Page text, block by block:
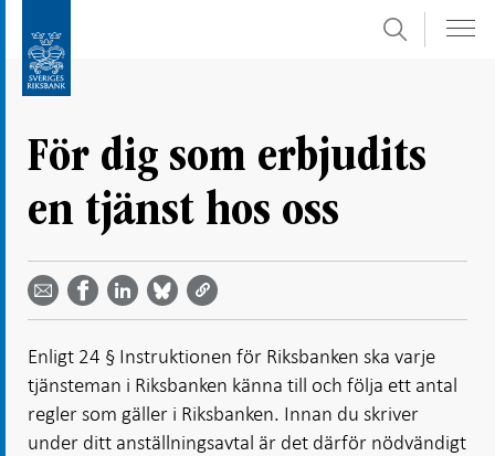
direkt
undersidor
Sök
För dig som erbjudits
en tjänst hos oss
Dela
email -
Öppnas
i ny flik
Dela på
Facebook
- Öppnas
Dela på
LinkedIn
-
Öppnas
i ny flik
på
Bluesky
-
i ny flik
på
Twitter
-
i ny flik
Enligt 24 § Instruktionen för Riksbanken ska varje
tjänsteman i Riksbanken känna till och följa ett antal
regler som gäller i Riksbanken. Innan du skriver
under ditt anställningsavtal är det därför nödvändigt